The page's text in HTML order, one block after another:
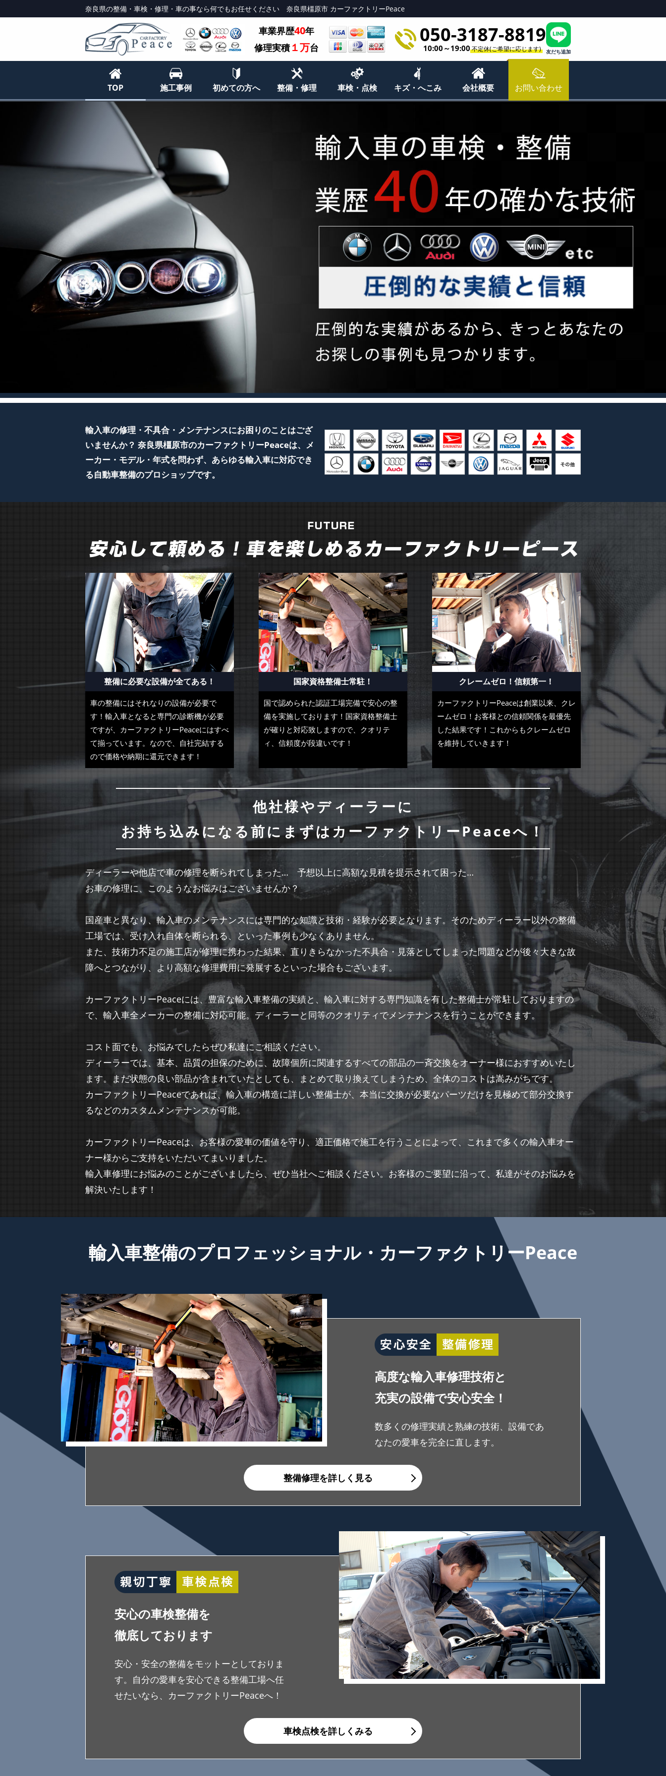
奈良県の整備・車検・修理・車の事なら何でもお任せください 奈良県橿原市 カーファクトリーPeace
車業界歴40年
修理実積１万台
050-3187-8819
10:00～19:00 不定休(ご希望に応じます) 友だち追加
TOP 施工事例 初めての方へ 整備・修理 車検・点検 キズ・へこみ 会社概要 お問い合わせ
輸入車の修理・不具合・メンテナンスにお困りのことはござ
いませんか？ 奈良県橿原市のカーファクトリーPeaceは、メ
ーカー・モデル・年式を問わず、あらゆる輸入車に対応でき
る自動車整備のプロショップです。
整備に必要な設備が全てある！
車の整備にはそれなりの設備が必要で
す！輸入車となると専門の診断機が必要
ですが、カーファクトリーPeaceにはすべ
て揃っています。なので、自社完結する
ので価格や納期に還元できます！
国家資格整備士常駐！
国で認められた認証工場完備で安心の整
備を実施しております！国家資格整備士
が確りと対応致しますので、クオリテ
ィ、信頼度が段違いです！
クレームゼロ！信頼第一！
カーファクトリーPeaceは創業以来、クレ
ームゼロ！お客様との信頼関係を最優先
した結果です！これからもクレームゼロ
を維持していきます！
他社様やディーラーに
お持ち込みになる前にまずはカーファクトリーPeaceへ！
ディーラーや他店で車の修理を断られてしまった… 予想以上に高額な見積を提示されて困った…
お車の修理に、このようなお悩みはございませんか？
国産車と異なり、輸入車のメンテナンスには専門的な知識と技術・経験が必要となります。そのためディーラー以外の整備
工場では、受け入れ自体を断られる、といった事例も少なくありません。
また、技術力不足の施工店が修理に携わった結果、直りきらなかった不具合・見落としてしまった問題などが後々大きな故
障へとつながり、より高額な修理費用に発展するといった場合もございます。
カーファクトリーPeaceには、豊富な輸入車整備の実績と、輸入車に対する専門知識を有した整備士が常駐しておりますの
で、輸入車全メーカーの整備に対応可能。ディーラーと同等のクオリティでメンテナンスを行うことができます。
コスト面でも、お悩みでしたらぜひ私達にご相談ください。
ディーラーでは、基本、品質の担保のために、故障個所に関連するすべての部品の一斉交換をオーナー様におすすめいたし
ます。まだ状態の良い部品が含まれていたとしても、まとめて取り換えてしまうため、全体のコストは嵩みがちです。
カーファクトリーPeaceであれば、輸入車の構造に詳しい整備士が、本当に交換が必要なパーツだけを見極めて部分交換す
るなどのカスタムメンテナンスが可能。
カーファクトリーPeaceは、お客様の愛車の価値を守り、適正価格で施工を行うことによって、これまで多くの輸入車オー
ナー様からご支持をいただいてまいりました。
輸入車修理にお悩みのことがございましたら、ぜひ当社へご相談ください。お客様のご要望に沿って、私達がそのお悩みを
解決いたします！
輸入車整備のプロフェッショナル・カーファクトリーPeace
高度な輸入車修理技術と
充実の設備で安心安全！
数多くの修理実績と熟練の技術、設備であ
なたの愛車を完全に直します。
整備修理を詳しく見る
安心の車検整備を
徹底しております
安心・安全の整備をモットーとしておりま
す。自分の愛車を安心できる整備工場へ任
せたいなら、カーファクトリーPeaceへ！
車検点検を詳しくみる